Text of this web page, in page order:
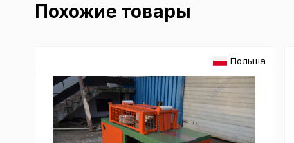
Похожие товары
Польша